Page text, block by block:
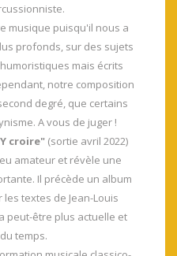
musique puisqu'il nous a
profonds, sur des sujets
mais écrits
notre composition
degré, que certains
A vous de juger !
croire" (sortie avril 2022)
amateur et révèle une
Il précède un album
textes de Jean-Louis
peut-être plus actuelle et
temps.